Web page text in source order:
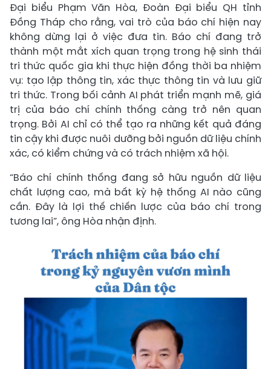
Đại biểu Phạm Văn Hòa, Đoàn Đại biểu QH tỉnh
Đồng Tháp cho rằng, vai trò của báo chí hiện nay
không dừng lại ở việc đưa tin. Báo chí đang trở
thành một mắt xích quan trọng trong hệ sinh thái
tri thức quốc gia khi thực hiện đồng thời ba nhiệm
vụ: tạo lập thông tin, xác thực thông tin và lưu giữ
tri thức. Trong bối cảnh AI phát triển mạnh mẽ, giá
trị của báo chí chính thống càng trở nên quan
trọng. Bởi AI chỉ có thể tạo ra những kết quả đáng
tin cậy khi được nuôi dưỡng bởi nguồn dữ liệu chính
xác, có kiểm chứng và có trách nhiệm xã hội.
“Báo chí chính thống đang sở hữu nguồn dữ liệu
chất lượng cao, mà bất kỳ hệ thống AI nào cũng
cần. Đây là lợi thế chiến lược của báo chí trong
tương lai”, ông Hòa nhận định.